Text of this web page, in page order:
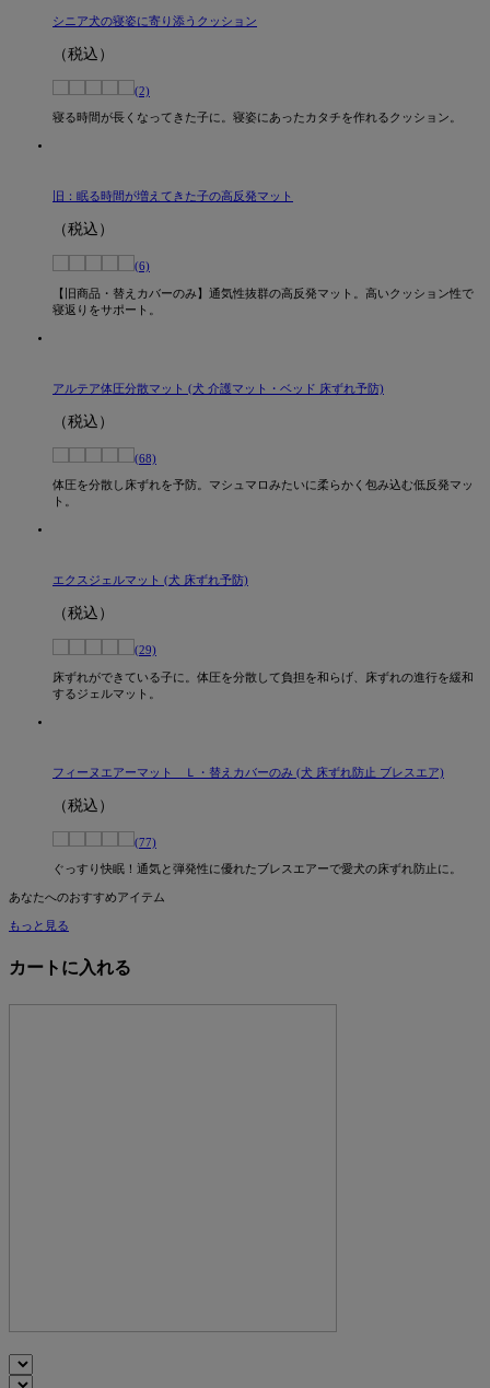
シニア犬の寝姿に寄り添うクッション
（税込）
(2)
寝る時間が長くなってきた子に。寝姿にあったカタチを作れるクッション。
旧：眠る時間が増えてきた子の高反発マット
（税込）
(6)
【旧商品・替えカバーのみ】通気性抜群の高反発マット。高いクッション性で
寝返りをサポート。
アルテア体圧分散マット (犬 介護マット・ベッド 床ずれ予防)
（税込）
(68)
体圧を分散し床ずれを予防。マシュマロみたいに柔らかく包み込む低反発マッ
ト。
エクスジェルマット (犬 床ずれ予防)
（税込）
(29)
床ずれができている子に。体圧を分散して負担を和らげ、床ずれの進行を緩和
するジェルマット。
フィーヌエアーマット Ｌ・替えカバーのみ (犬 床ずれ防止 ブレスエア)
（税込）
(77)
ぐっすり快眠！通気と弾発性に優れたブレスエアーで愛犬の床ずれ防止に。
あなたへのおすすめアイテム
もっと見る
カートに入れる